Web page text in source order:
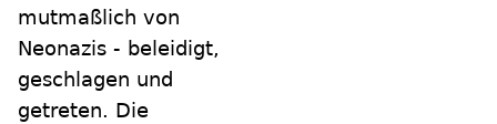
mutmaßlich von
Neonazis - beleidigt,
geschlagen und
getreten. Die